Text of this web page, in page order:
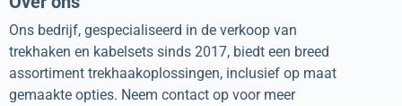
Ons bedrijf, gespecialiseerd in de verkoop van
trekhaken en kabelsets sinds 2017, biedt een breed
assortiment trekhaakoplossingen, inclusief op maat
gemaakte opties. Neem contact op voor meer